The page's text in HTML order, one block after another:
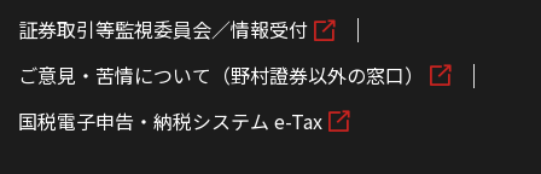
証券取引等監視委員会／情報受付
ご意見・苦情について（野村證券以外の窓口）
国税電子申告・納税システム e-Tax